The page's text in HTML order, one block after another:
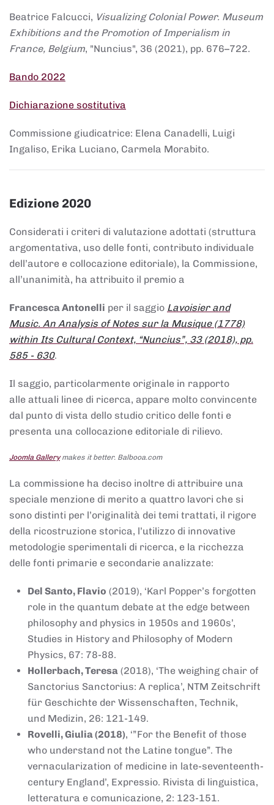
Beatrice Falcucci, Visualizing Colonial Power. Museum
Exhibitions and the Promotion of Imperialism in
France, Belgium, "Nuncius", 36 (2021), pp. 676–722.
Bando 2022
Dichiarazione sostitutiva
Commissione giudicatrice: Elena Canadelli, Luigi
Ingaliso, Erika Luciano, Carmela Morabito.
Edizione 2020
Considerati i criteri di valutazione adottati (struttura
argomentativa, uso delle fonti, contributo individuale
dell’autore e collocazione editoriale), la Commissione,
all’unanimità, ha attribuito il premio a
Francesca Antonelli per il saggio Lavoisier and
Music. An Analysis of Notes sur la Musique (1778)
within Its Cultural Context, “Nuncius”, 33 (2018), pp.
585 - 630.
Il saggio, particolarmente originale in rapporto
alle attuali linee di ricerca, appare molto convincente
dal punto di vista dello studio critico delle fonti e
presenta una collocazione editoriale di rilievo.
Joomla Gallerymakes it better. Balbooa.com
La commissione ha deciso inoltre di attribuire una
speciale menzione di merito a quattro lavori che si
sono distinti per l’originalità dei temi trattati, il rigore
della ricostruzione storica, l’utilizzo di innovative
metodologie sperimentali di ricerca, e la ricchezza
delle fonti primarie e secondarie analizzate:
Del Santo, Flavio (2019), ‘Karl Popper’s forgotten
role in the quantum debate at the edge between
philosophy and physics in 1950s and 1960s’,
Studies in History and Philosophy of Modern
Physics, 67: 78-88.
Hollerbach, Teresa (2018), ‘The weighing chair of
Sanctorius Sanctorius: A replica’, NTM Zeitschrift
für Geschichte der Wissenschaften, Technik,
und Medizin, 26: 121-149.
Rovelli, Giulia (2018), ‘”For the Benefit of those
who understand not the Latine tongue”. The
vernacularization of medicine in late-seventeenth-
century England’, Expressio. Rivista di linguistica,
letteratura e comunicazione, 2: 123-151.